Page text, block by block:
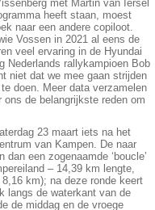
met Martin van Iersel
heeft staan, moest
naar een andere copiloot.
Vossen in 2021 al eens de
veel ervaring in de Hyundai
Nederlands rallykampioen Bob
niet dat we mee gaan strijden
doen. Meer data verzamelen
de belangrijkste reden om
23 maart iets na het
van Kampen. De naar
een zogenaamde ‘boucle’
– 14,39 km lengte,
km); na deze ronde keert
langs de waterkant van de
de middag en de vroege